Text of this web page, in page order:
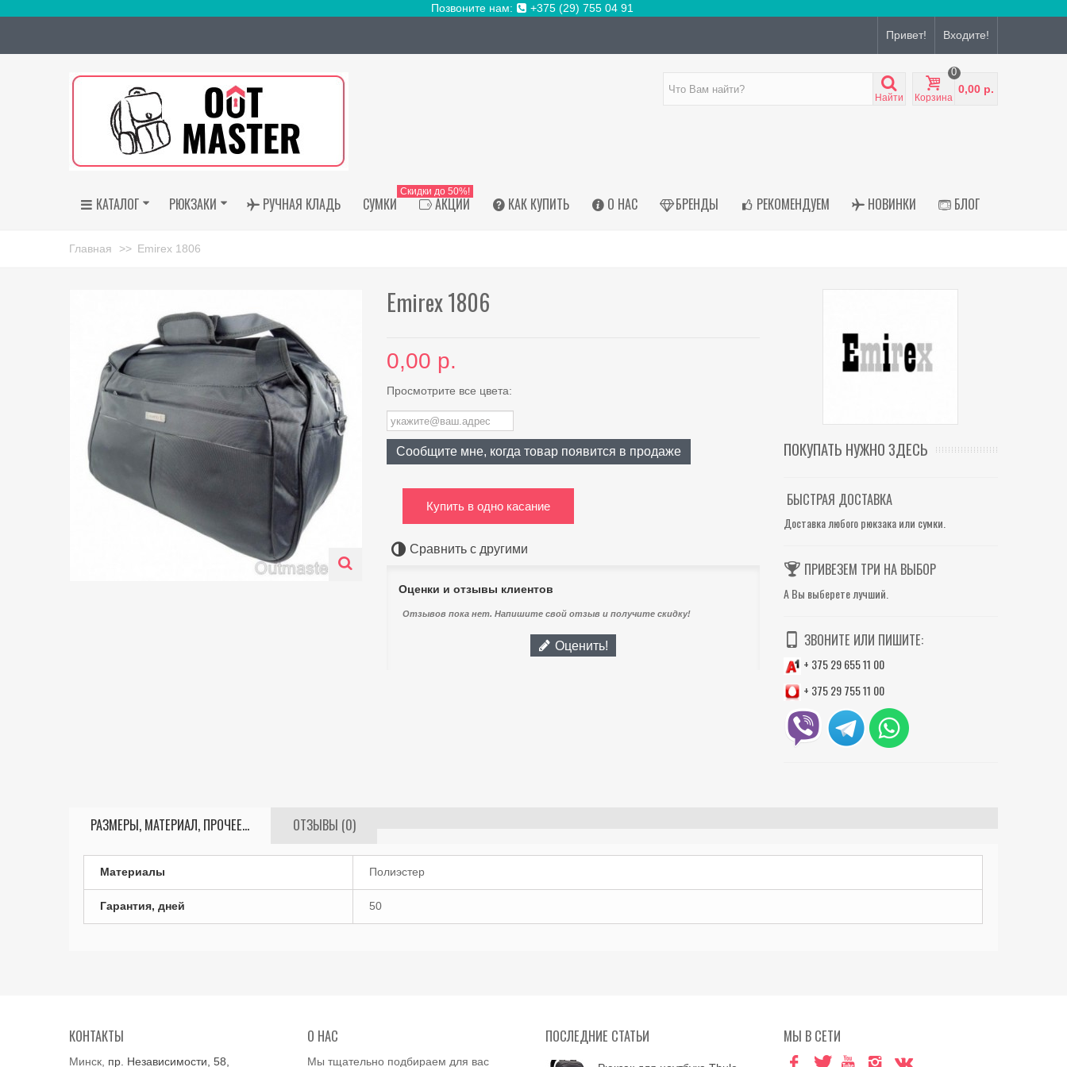
Позвоните нам: +375 (29) 755 04 91
Привет! Входите!
Найти Корзина
0
0,00 р.
КАТАЛОГ РЮКЗАКИ РУЧНАЯ КЛАДЬ СУМКИ АКЦИИ
Скидки до 50%!
КАК КУПИТЬ О НАС БРЕНДЫ РЕКОМЕНДУЕМ НОВИНКИ БЛОГ
Главная >> Emirex 1806
Emirex 1806
0,00 р.
Просмотрите все цвета:
Сообщите мне, когда товар появится в продаже
Купить в одно касание
Сравнить с другими
Оценки и отзывы клиентов
Отзывов пока нет. Напишите свой отзыв и получите скидку!
Оценить!
ПОКУПАТЬ НУЖНО ЗДЕСЬ
БЫСТРАЯ ДОСТАВКА
Доставка любого рюкзака или сумки.
ПРИВЕЗЕМ ТРИ НА ВЫБОР
А Вы выберете лучший.
ЗВОНИТЕ ИЛИ ПИШИТЕ:
+ 375 29 655 11 00
+ 375 29 755 11 00
РАЗМЕРЫ, МАТЕРИАЛ, ПРОЧЕЕ... ОТЗЫВЫ (0)
Материалы Полиэстер
Гарантия, дней 50
КОНТАКТЫ
Минск, пр. Независимости, 58,
О НАС
Мы тщательно подбираем для вас
ПОСЛЕДНИЕ СТАТЬИ МЫ В СЕТИ